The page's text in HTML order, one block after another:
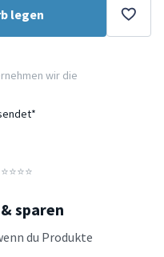
legen
wir die
sparen
du Produkte